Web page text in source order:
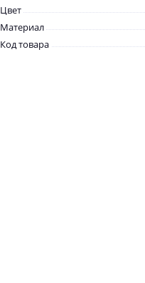
Цвет
Материал
Код товара